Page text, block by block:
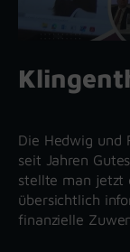
Die Hedwig und
seit Jahren
stellte man jetzt
übersichtlich
finanzielle